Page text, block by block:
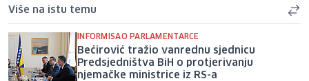
Više na istu temu
INFORMISAO PARLAMENTARCE
Bećirović tražio vanrednu sjednicu
Predsjedništva BiH o protjerivanju
njemačke ministrice iz RS-a